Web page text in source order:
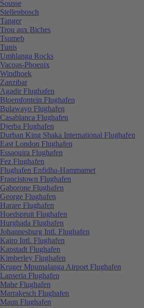
Sousse
Stellenbosch
Tanger
Trou aux Biches
Tsumeb
Tunis
Umhlanga Rocks
Vacoas-Phoenix
Windhoek
Zanzibar
Agadir Flughafen
Bloemfontein Flughafen
Bulawayo Flughafen
Casablanca Flughafen
Djerba Flughafen
Durban King Shaka International Flughafen
East London Flughafen
Essaouira Flughafen
Fez Flughafen
Flughafen Enfidha-Hammamet
Francistown Flughafen
Gaborone Flughafen
George Flughafen
Harare Flughafen
Hoedspruit Flughafen
Hurghada Flughafen
Johannesburg Intl. Flughafen
Kairo Intl. Flughafen
Kapstadt Flughafen
Kimberley Flughafen
Kruger Mpumalanga Airport Flughafen
Lanseria Flughafen
Mahe Flughafen
Marrakesch Flughafen
Maun Flughafen